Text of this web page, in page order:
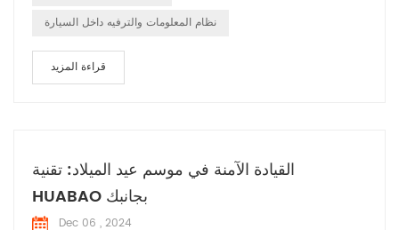
نظام المعلومات والترفيه داخل السيارة
قراءة المزيد
القيادة الآمنة في موسم عيد الميلاد: تقنية
HUABAO بجانبك
Dec 06 , 2024